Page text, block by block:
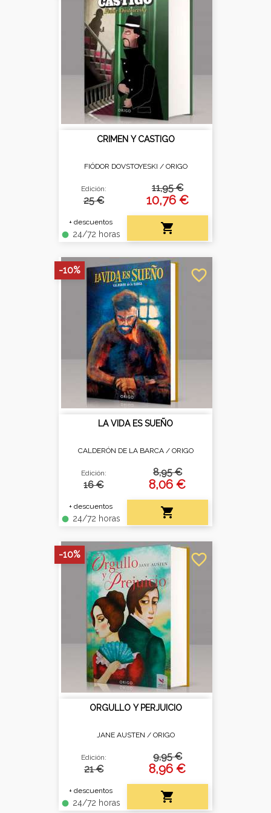
CRIMEN Y CASTIGO
FIÓDOR DOVSTOYESKI / ORIGO
Edición:
25 €
+ descuentos
fiber_manual_record 24/72 horas
11,95 €
10,76 €

LA VIDA ES SUEÑO
CALDERÓN DE LA BARCA / ORIGO
Edición:
16 €
+ descuentos
fiber_manual_record 24/72 horas
8,95 €
8,06 €

favorite_border
-10%
ORGULLO Y PERJUICIO
JANE AUSTEN / ORIGO
Edición:
21 €
+ descuentos
fiber_manual_record 24/72 horas
9,95 €
8,96 €

favorite_border
-10%